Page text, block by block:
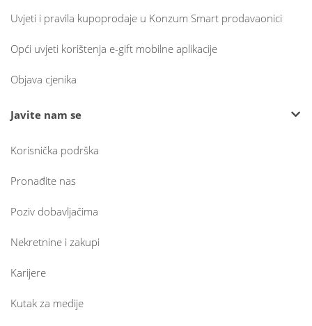
Uvjeti i pravila kupoprodaje u Konzum Smart prodavaonici
Opći uvjeti korištenja e-gift mobilne aplikacije
Objava cjenika
Javite nam se
Korisnička podrška
Pronađite nas
Poziv dobavljačima
Nekretnine i zakupi
Karijere
Kutak za medije